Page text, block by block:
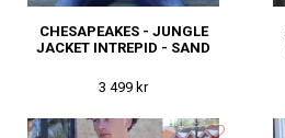
CHESAPEAKES - JUNGLE
JACKET INTREPID - SAND
3 499 kr